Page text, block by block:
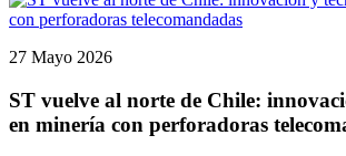
27 Mayo 2026
ST vuelve al norte de Chile:
en minería con perforadoras